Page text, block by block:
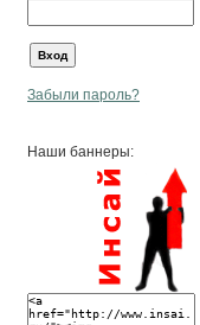
Забыли пароль?
Наши баннеры: